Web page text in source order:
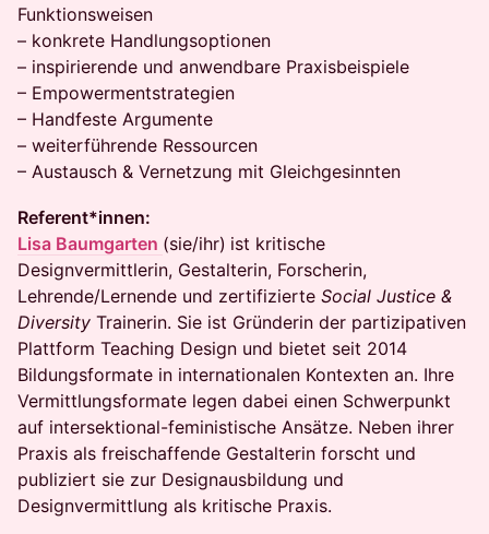
Funktionsweisen
– konkrete Handlungsoptionen
– inspirierende und anwendbare Praxisbeispiele
– Empowermentstrategien
– Handfeste Argumente
– weiterführende Ressourcen
– Austausch & Vernetzung mit Gleichgesinnten
Referent*innen:
Lisa Baumgarten (sie/ihr) ist kritische
Designvermittlerin, Gestalterin, Forscherin,
Lehrende/Lernende und zertifizierte Social Justice &
Diversity Trainerin. Sie ist Gründerin der partizipativen
Plattform Teaching Design und bietet seit 2014
Bildungsformate in internationalen Kontexten an. Ihre
Vermittlungsformate legen dabei einen Schwerpunkt
auf intersektional-feministische Ansätze. Neben ihrer
Praxis als freischaffende Gestalterin forscht und
publiziert sie zur Design­ausbildung und
Designvermittlung als kritische Praxis.